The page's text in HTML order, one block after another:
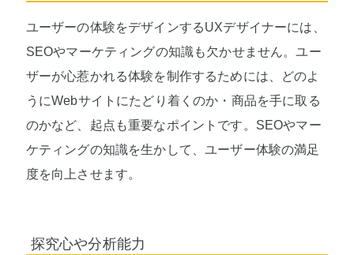
ユーザーの体験をデザインするUXデザイナーには、
SEOやマーケティングの知識も欠かせません。ユー
ザーが心惹かれる体験を制作するためには、どのよ
うにWebサイトにたどり着くのか・商品を手に取る
のかなど、起点も重要なポイントです。SEOやマー
ケティングの知識を生かして、ユーザー体験の満足
度を向上させます。
探究心や分析能力